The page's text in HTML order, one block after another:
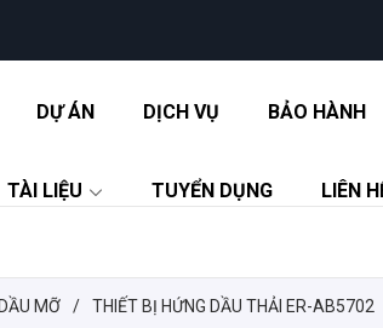
DỰ ÁN DỊCH VỤ BẢO HÀNH
TÀI LIỆU TUYỂN DỤNG LIÊN
MỠ / THIẾT BỊ HỨNG DẦU THẢI ER-AB5702